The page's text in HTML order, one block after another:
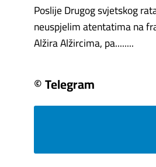
Poslije Drugog svjetskog
neuspjelim atentatima na
Alžira Alžircima, pa........
© Telegram